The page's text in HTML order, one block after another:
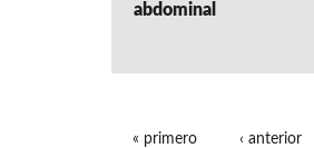
abdominal
« primero ‹ anterior